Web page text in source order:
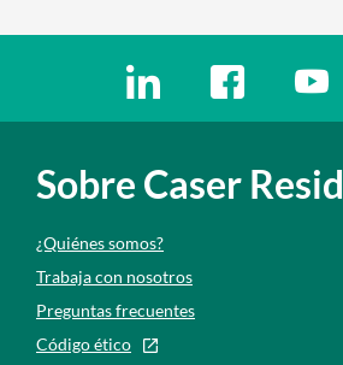
Ir a a la red social.
Ir a a la redIr
Sobre Caser
¿Quiénes somos?
Trabaja con nosotros
Preguntas frecuentes
Código ético